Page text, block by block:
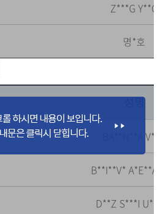
Z***G Y**G
명*호
성명
BA**N**A V*RA
B**I**V*
D**Z S***I